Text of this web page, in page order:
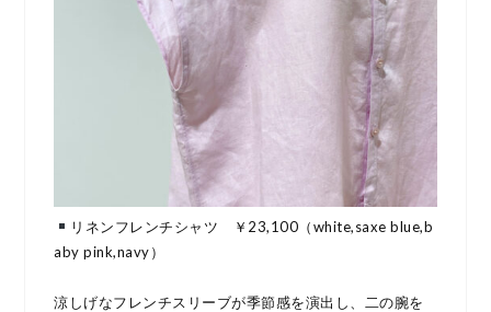
リネンフレンチシャツ ￥23,100（white,saxe blue,b
aby pink,navy）
涼しげなフレンチスリーブが季節感を演出し、二の腕を